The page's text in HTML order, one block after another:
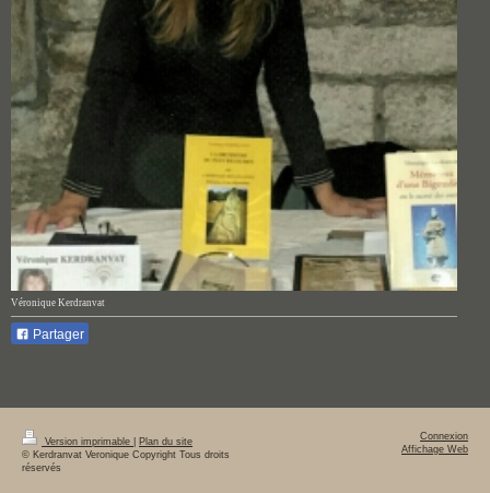
Véronique Kerdranvat
Partager
Version imprimable
Plan du site
© Kerdranvat Veronique Copyright Tous droits
réservés
Connexion
Affichage Web